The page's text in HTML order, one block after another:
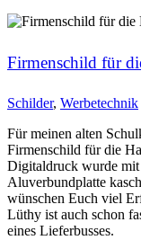
Firmenschild für
Schilder, Werbetechnik
Für meinen alten
Firmenschild für die
Digitaldruck wurde mit
Aluverbundplatte
wünschen Euch viel
Lüthy ist auch schon
eines Lieferbusses.